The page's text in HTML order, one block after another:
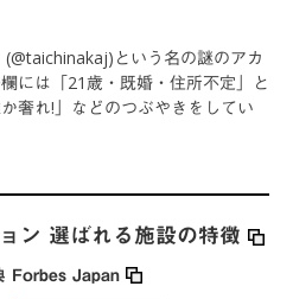
という名の謎のアカ
には「21歳・既婚・住所不定」と
奢れ!」などのつぶやきをしてい
ン 選ばれる施設の特徴
Forbes Japan